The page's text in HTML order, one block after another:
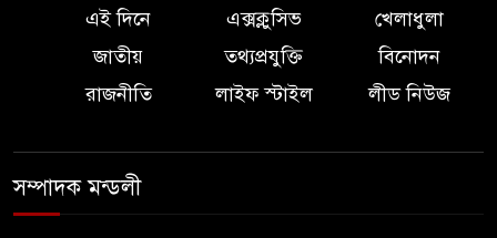
এই দিনে
এক্সক্লুসিভ
খেলাধুলা
জাতীয়
তথ্যপ্রযুক্তি
বিনোদন
রাজনীতি
লাইফ স্টাইল লীড নিউজ
সম্পাদক মন্ডলী